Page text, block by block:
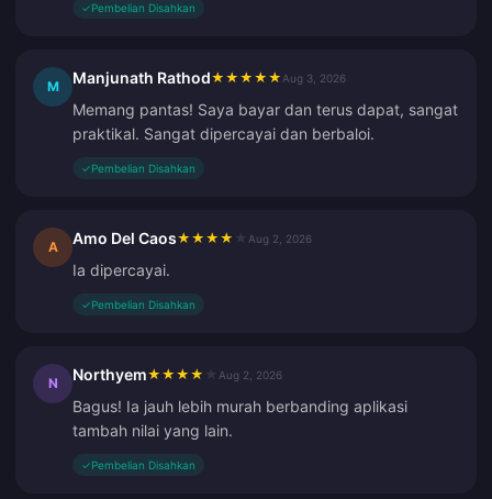
✓Pembelian Disahkan
M Manjunath Rathod★ ★ ★ ★ ★ Aug 3, 2026
Memang pantas! Saya bayar dan terus dapat, sangat
praktikal. Sangat dipercayai dan berbaloi.
✓Pembelian Disahkan
A Amo Del Caos★ ★ ★ ★ Aug 2, 2026
Ia dipercayai.
✓Pembelian Disahkan
N Northyem★ ★ ★ ★ Aug 2, 2026
Bagus! Ia jauh lebih murah berbanding aplikasi
tambah nilai yang lain.
✓Pembelian Disahkan